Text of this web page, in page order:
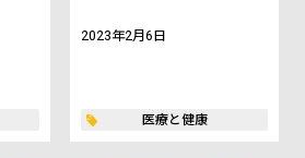
2023年2月6日
医療と健康